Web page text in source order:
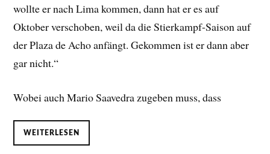
wollte er nach Lima kommen, dann hat er es auf
Oktober verschoben, weil da die Stierkampf-Saison auf
der Plaza de Acho anfängt. Gekommen ist er dann aber
gar nicht.“
Wobei auch Mario Saavedra zugeben muss, dass
WEITERLESEN